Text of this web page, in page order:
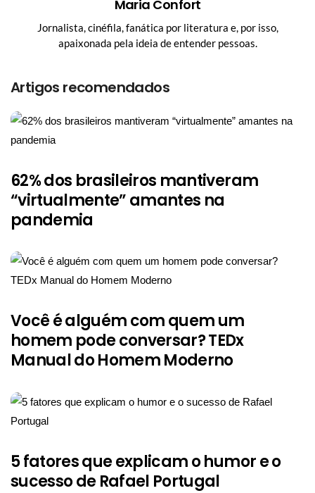
Maria Confort
Jornalista, cinéfila, fanática por literatura e, por isso,
apaixonada pela ideia de entender pessoas.
Artigos recomendados
62% dos brasileiros mantiveram
“virtualmente” amantes na
pandemia
Você é alguém com quem um
homem pode conversar? TEDx
Manual do Homem Moderno
5 fatores que explicam o humor e o
sucesso de Rafael Portugal